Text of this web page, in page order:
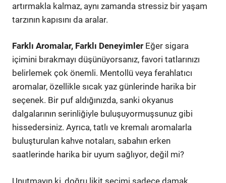
artırmakla kalmaz, aynı zamanda stressiz bir yaşam
tarzının kapısını da aralar.
Farklı Aromalar, Farklı Deneyimler Eğer sigara
içimini bırakmayı düşünüyorsanız, favori tatlarınızı
belirlemek çok önemli. Mentollü veya ferahlatıcı
aromalar, özellikle sıcak yaz günlerinde harika bir
seçenek. Bir puf aldığınızda, sanki okyanus
dalgalarının serinliğiyle buluşuyormuşsunuz gibi
hissedersiniz. Ayrıca, tatlı ve kremalı aromalarla
buluşturulan kahve notaları, sabahın erken
saatlerinde harika bir uyum sağlıyor, değil mi?
Unutmayın ki, doğru likit seçimi sadece damak